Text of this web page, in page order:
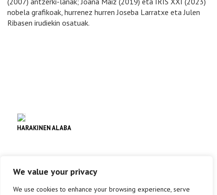
We value your privacy
We use cookies to enhance your browsing experience, serve
nobela grafikoak, hurrenez hurren Joseba Larratxe eta Julen
Ribasen irudiekin osatuak.
HARAKINEN ALABA